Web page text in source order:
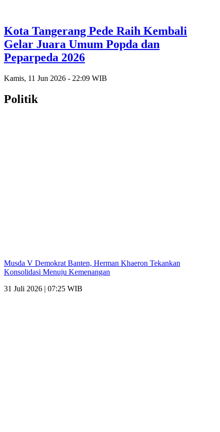
Kota Tangerang Pede Raih Kembali
Gelar Juara Umum Popda dan
Peparpeda 2026
Kamis, 11 Jun 2026 - 22:09 WIB
Politik
Musda V Demokrat Banten, Herman Khaeron Tekankan
Konsolidasi Menuju Kemenangan
31 Juli 2026 | 07:25 WIB